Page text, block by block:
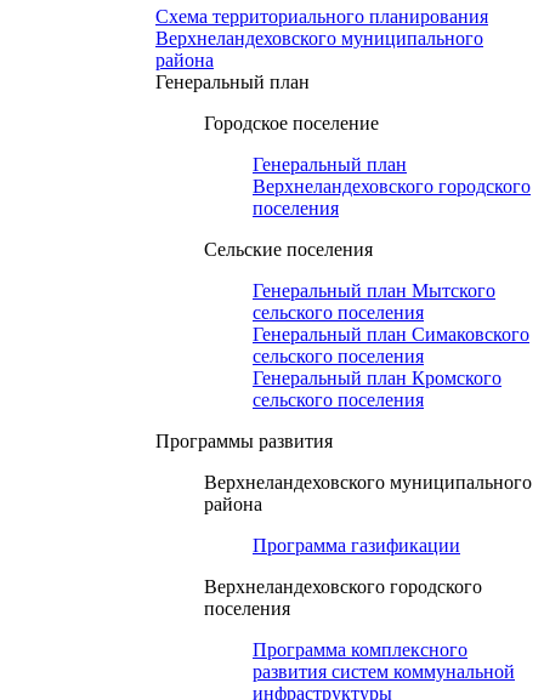
Схема территориального планирования
Верхнеландеховского муниципального
района
Генеральный план
Городское поселение
Генеральный план
Верхнеландеховского городского
поселения
Сельские поселения
Генеральный план Мытского
сельского поселения
Генеральный план Симаковского
сельского поселения
Генеральный план Кромского
сельского поселения
Программы развития
Верхнеландеховского муниципального
района
Программа газификации
Верхнеландеховского городского
поселения
Программа комплексного
развития систем коммунальной
инфраструктуры